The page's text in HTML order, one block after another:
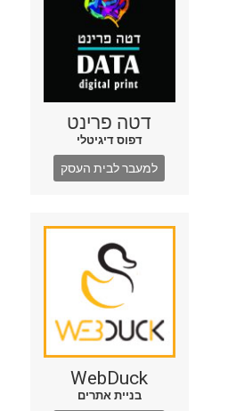
דטה פרינט
דפוס דיגיטלי
למעבר לבית העסק
WebDuck
בניית אתרים